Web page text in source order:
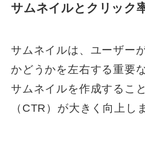
サムネイルとクリック
サムネイルは、ユーザー
かどうかを左右する重要
サムネイルを作成するこ
（CTR）が大きく向上し